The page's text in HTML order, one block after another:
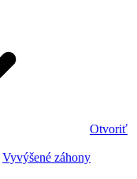
Otvoriť
Vyvýšené záhony